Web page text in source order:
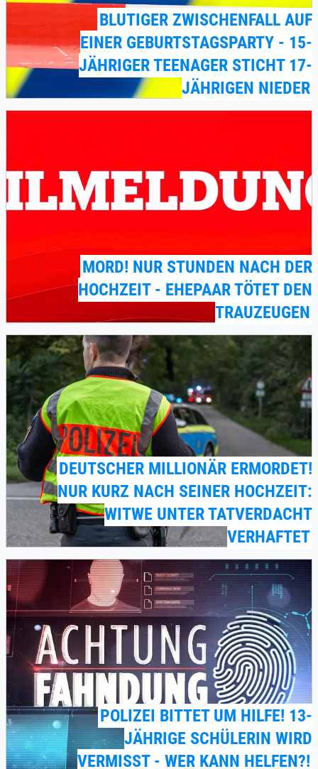
BLUTIGER ZWISCHENFALL AUF
EINER GEBURTSTAGSPARTY - 15-
JÄHRIGER TEENAGER STICHT 17-
JÄHRIGEN NIEDER
MORD! NUR STUNDEN NACH DER
HOCHZEIT - EHEPAAR TÖTET DEN
TRAUZEUGEN
DEUTSCHER MILLIONÄR ERMORDET!
NUR KURZ NACH SEINER HOCHZEIT:
WITWE UNTER TATVERDACHT
VERHAFTET
POLIZEI BITTET UM HILFE! 13-
JÄHRIGE SCHÜLERIN WIRD
VERMISST - WER KANN HELFEN?!